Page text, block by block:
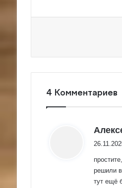
4 Комментариев
решили
тут ещё